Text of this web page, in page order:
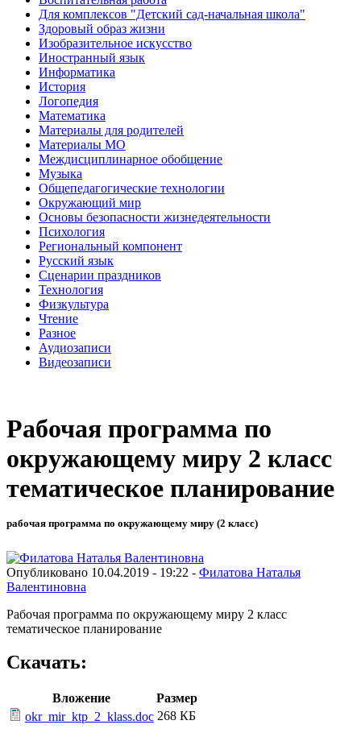
Для комплексов "Детский сад-начальная школа"
Здоровый образ жизни
Изобразительное искусство
Иностранный язык
Информатика
История
Логопедия
Математика
Материалы для родителей
Материалы МО
Междисциплинарное обобщение
Музыка
Общепедагогические технологии
Окружающий мир
Основы безопасности жизнедеятельности
Психология
Региональный компонент
Русский язык
Сценарии праздников
Технология
Физкультура
Чтение
Разное
Аудиозаписи
Видеозаписи
Рабочая программа по
окружающему миру 2 класс
тематическое планирование
рабочая программа по окружающему миру (2 класс)
Опубликовано 10.04.2019 - 19:22 - Филатова Наталья
Валентиновна
Рабочая программа по окружающему миру 2 класс
тематическое планирование
Скачать:
Вложение
Размер
okr_mir_ktp_2_klass.doc 268 КБ